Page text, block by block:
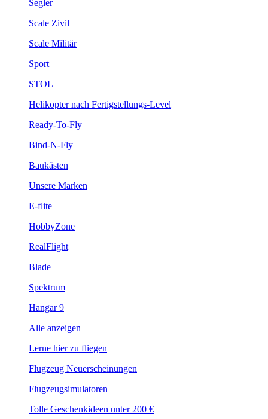
Segler
Scale Zivil
Scale Militär
Sport
STOL
Helikopter nach Fertigstellungs-Level
Ready-To-Fly
Bind-N-Fly
Baukästen
Unsere Marken
E-flite
HobbyZone
RealFlight
Blade
Spektrum
Hangar 9
Alle anzeigen
Lerne hier zu fliegen
Flugzeug Neuerscheinungen
Flugzeugsimulatoren
Tolle Geschenkideen unter 200 €